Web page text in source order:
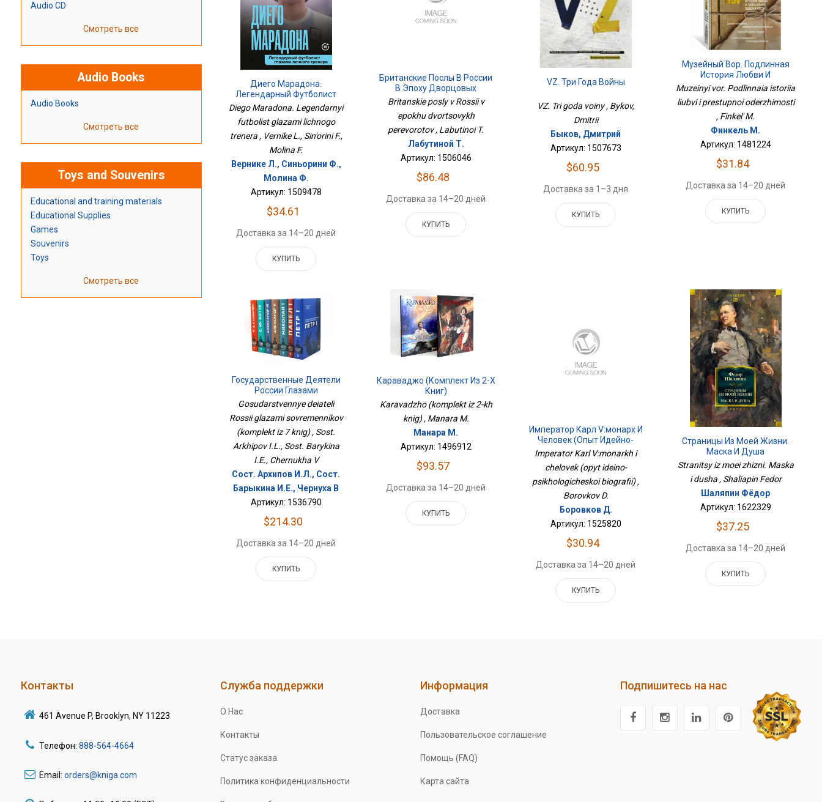
Audio CD
Смотреть все
Audio Books
Audio Books
Смотреть все
Toys and Souvenirs
Educational and training materials
Educational Supplies
Games
Souvenirs
Toys
Смотреть все
Диего Марадона.
Легендарный Футболист
Глазами Личного Тренера
Diego Maradona. Legendarnyi
futbolist glazami lichnogo
trenera , Vernike L., Sin'orini F.,
Molina F.
Вернике Л., Синьорини Ф.,
Молина Ф.
Артикул: 1509478
$34.61
Доставка за 14–20 дней
КУПИТЬ
Британские Послы В России
В Эпоху Дворцовых
Переворотов
Britanskie posly v Rossii v
epokhu dvortsovykh
perevorotov , Labutinoi T.
Лабутиной Т.
Артикул: 1506046
$86.48
Доставка за 14–20 дней
КУПИТЬ
VZ. Три Года Войны
VZ. Tri goda voiny , Bykov,
Dmitrii
Быков, Дмитрий
Артикул: 1507673
$60.95
Доставка за 1–3 дня
КУПИТЬ
Музейный Вор. Подлинная
История Любви И
Преступной Одержимости
Muzeinyi vor. Podlinnaia istoriia
liubvi i prestupnoi oderzhimosti
, Finkel' M.
Финкель М.
Артикул: 1481224
$31.84
Доставка за 14–20 дней
КУПИТЬ
Государственные Деятели
России Глазами
Современников (комплект
Из 7 Книг)
Gosudarstvennye deiateli
Rossii glazami sovremennikov
(komplekt iz 7 knig) , Sost.
Arkhipov I.L., Sost. Barykina
I.E., Chernukha V
Сост. Архипов И.Л., Сост.
Барыкина И.Е., Чернуха В
Артикул: 1536790
$214.30
Доставка за 14–20 дней
КУПИТЬ
Караваджо (комплект Из 2-Х
Книг)
Karavadzho (komplekt iz 2-kh
knig) , Manara M.
Манара М.
Артикул: 1496912
$93.57
Доставка за 14–20 дней
КУПИТЬ
Император Карл V:монарх И
Человек (опыт Идейно-
Психологической
Imperator Karl V:monarkh i
chelovek (opyt ideino-
psikhologicheskoi biografii) ,
Borovkov D.
Боровков Д.
Артикул: 1525820
$30.94
Доставка за 14–20 дней
КУПИТЬ
Страницы Из Моей Жизни.
Маска И Душа
Stranitsy iz moei zhizni. Maska
i dusha , Shaliapin Fedor
Шаляпин Фёдор
Артикул: 1622329
$37.25
Доставка за 14–20 дней
КУПИТЬ
Контакты
461 Avenue P, Brooklyn, NY 11223
Телефон: 888-564-4664
Email: orders@kniga.com
Служба поддержки
О Нас
Контакты
Статус заказа
Политика конфиденциальности
Информация
Доставка
Пользовательское соглашение
Помощь (FAQ)
Карта сайта
Подпишитесь на нас